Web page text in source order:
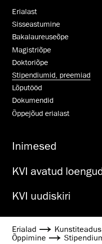
Erialast
Sisseastumine
Bakalaureuseõpe
Magistriõpe
Doktoriõpe
Stipendiumid, preemiad
Lõputööd
Dokumendid
Õppejõud erialast
Inimesed
KVI avatud
KVI uudiskiri
Erialad
Õppimine